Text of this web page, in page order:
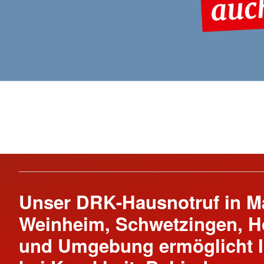
Reanimationstraining
Unser DRK-Hausnotruf in
Weinheim, Schwetzingen,
und Umgebung ermöglicht